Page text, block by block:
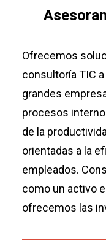
Ofrecemos
consultoría TIC
grandes
procesos
de la
orientadas a la
empleados.
como un activo
ofrecemos las